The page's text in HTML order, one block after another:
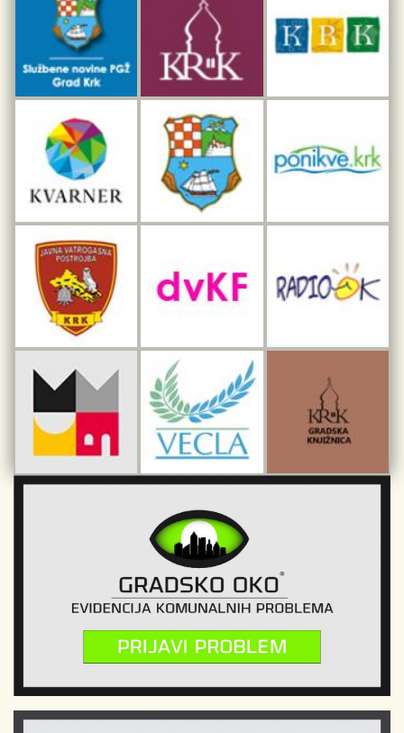
Dar iz Krka
Interpretacijski centar pomorske baštine